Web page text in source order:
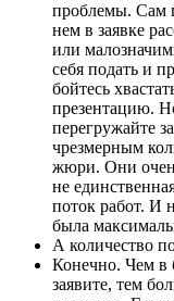
проблемы. Сам
нем в заявке
или
себя подать и
бойтесь
презентацию.
перегружайте
чрезмерным
жюри. Они
не
поток работ. И
была
А количество
Конечно. Чем в
заявите, тем